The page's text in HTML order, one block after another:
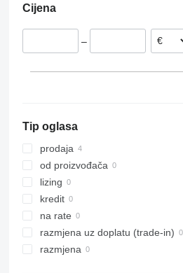
Cijena
–
Tip oglasa
prodaja
od proizvođača
lizing
kredit
na rate
razmjena uz doplatu (trade-in)
razmjena